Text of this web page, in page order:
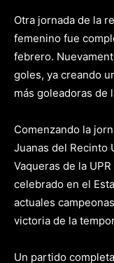
Otra jornada de la
femenino fue
febrero.
goles, ya creando
más goleadoras de
Comenzando la
Juanas del Recinto
Vaqueras de la
celebrado en el
actuales
victoria de la
Un partido